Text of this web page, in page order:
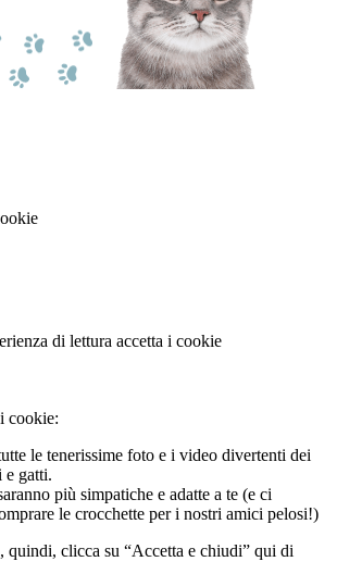
di lettura accetta i cookie
cookie:
le tenerissime foto e i video divertenti dei
e gatti.
più simpatiche e adatte a te (e ci
le crocchette per i nostri amici pelosi!)
quindi, clicca su “Accetta e chiudi” qui di